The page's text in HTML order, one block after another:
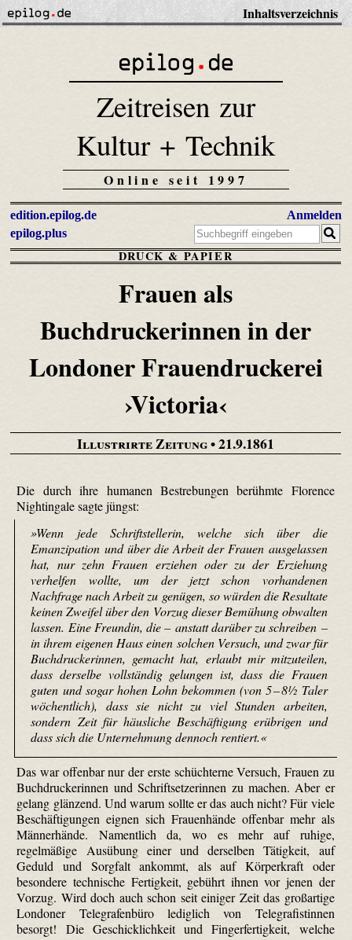
Inhaltsverzeichnis
Zeitreisen zur
Kultur + Technik
Online seit 1997
edition.epilog.de
epilog.plus
Anmelden
DRUCK & PAPIER
Frauen als
Buchdruckerinnen in der
Londoner Frauendruckerei
›Victoria‹
Illustrirte Zeitung• 21.9.1861
Die durch ihre humanen Bestrebungen berühmte Florence
Nightingale sagte jüngst:
»Wenn jede Schriftstellerin, welche sich über die
Emanzipation und über die Arbeit der Frauen ausgelassen
hat, nur zehn Frauen erziehen oder zu der Erziehung
verhelfen wollte, um der jetzt schon vorhandenen
Nachfrage nach Arbeit zu genügen, so würden die Resultate
keinen Zweifel über den Vorzug dieser Bemühung obwalten
lassen. Eine Freundin, die – anstatt darüber zu schreiben –
in ihrem eigenen Haus einen solchen Versuch, und zwar für
Buchdruckerinnen, gemacht hat, erlaubt mir mitzuteilen,
dass derselbe vollständig gelungen ist, dass die Frauen
guten und sogar hohen Lohn bekommen (von 5 – 8½ Taler
wöchentlich), dass sie nicht zu viel Stunden arbeiten,
sondern Zeit für häusliche Beschäftigung erübrigen und
dass sich die Unternehmung dennoch rentiert.«
Das war offenbar nur der erste schüchterne Versuch, Frauen zu
Buchdruckerinnen und Schriftsetzerinnen zu machen. Aber er
gelang glänzend. Und warum sollte er das auch nicht? Für viele
Beschäftigungen eignen sich Frauenhände offenbar mehr als
Männerhände. Namentlich da, wo es mehr auf ruhige,
regelmäßige Ausübung einer und derselben Tätigkeit, auf
Geduld und Sorgfalt ankommt, als auf Körperkraft oder
besondere technische Fertigkeit, gebührt ihnen vor jenen der
Vorzug. Wird doch auch schon seit einiger Zeit das großartige
Londoner Tele­grafen­büro lediglich von Telegrafistinnen
besorgt! Die Geschicklichkeit und Fingerfertigkeit, welche